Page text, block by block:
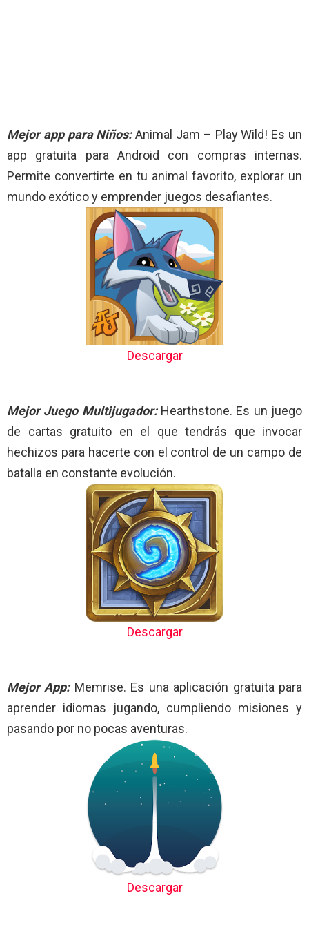
Mejor app para Niños:Animal Jam – Play Wild! Es un
app gratuita para Android con compras internas.
Permite convertirte en tu animal favorito, explorar un
mundo exótico y emprender juegos desafiantes.
Descargar
Mejor Juego Multijugador: Hearthstone. Es un juego
de cartas gratuito en el que tendrás que invocar
hechizos para hacerte con el control de un campo de
batalla en constante evolución.
Descargar
Mejor App:Memrise. Es una aplicación gratuita para
aprender idiomas jugando, cumpliendo misiones y
pasando por no pocas aventuras.
Descargar